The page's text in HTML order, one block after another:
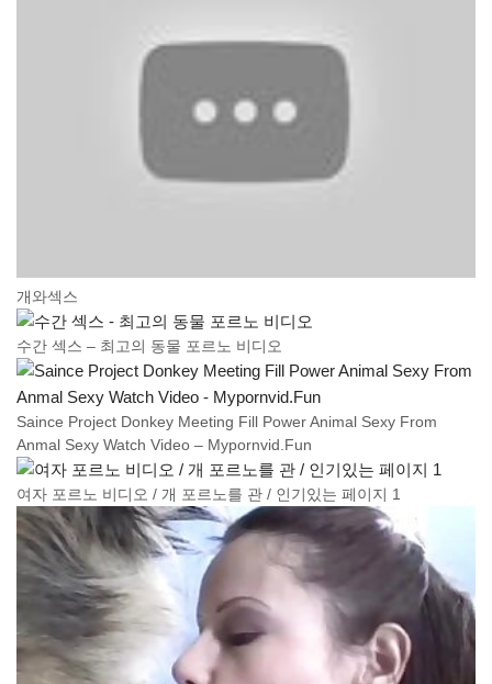
개와섹스
수간 섹스 – 최고의 동물 포르노 비디오
Saince Project Donkey Meeting Fill Power Animal Sexy From
Anmal Sexy Watch Video – Mypornvid.Fun
여자 포르노 비디오 / 개 포르노를 관 / 인기있는 페이지 1